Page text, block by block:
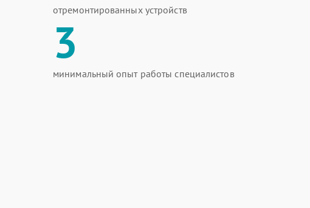
отремонтированных устройств
3
минимальный опыт работы специалистов